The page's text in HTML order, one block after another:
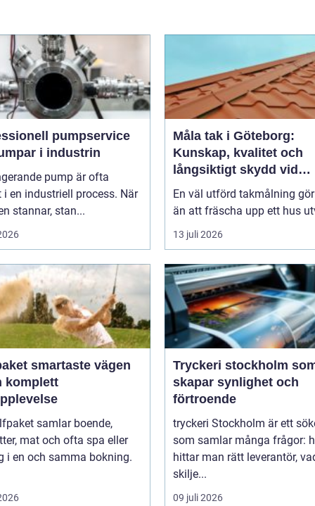
pumpservice
i industrin
pump är ofta
i en industriell process. När
stannar, stan...
Måla tak i Göteborg:
Kunskap, kvalitet och
långsiktigt skydd vid
takmålning i Göteborg
En väl utförd takmålning
än att fräscha upp ett hus
13 juli 2026
vägen
komplett
samlar boende,
mat och ofta spa eller
i en och samma bokning.
Tryckeri stockholm
skapar synlighet och
förtroende
tryckeri Stockholm är ett
som samlar många frågor:
hittar man rätt leverantör,
skilje...
09 juli 2026